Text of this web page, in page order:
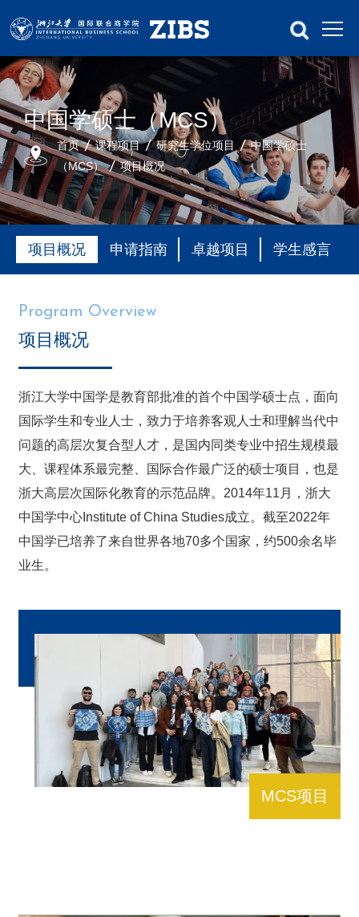
中国学硕士（MCS）
首页 课程项目 研究生学位项目
中国学硕士
（MCS）
项目概况
项目概况 申请指南 卓越项目 学生感言
Program Overview
项目概况
浙江大学中国学是教育部批准的首个中国学硕士点，面向
国际学生和专业人士，致力于培养客观人士和理解当代中
问题的高层次复合型人才，是国内同类专业中招生规模最
大、课程体系最完整、国际合作最广泛的硕士项目，也是
浙大高层次国际化教育的示范品牌。2014年11月，浙大
中国学中心Institute of China Studies成立。截至2022年
中国学已培养了来自世界各地70多个国家，约500余名毕
业生。
MCS项目